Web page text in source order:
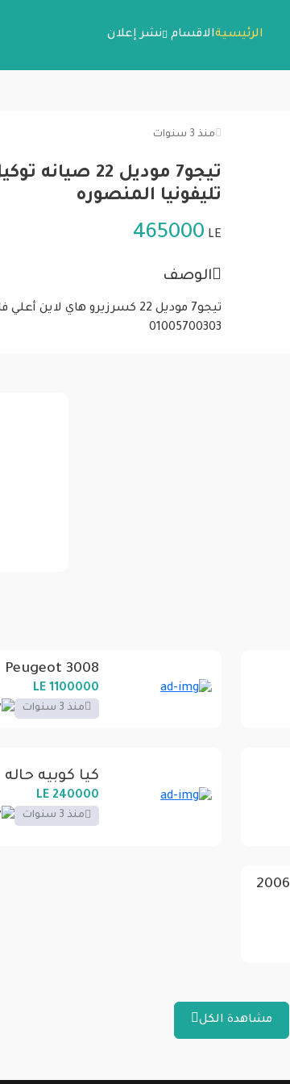
الرئيسيةالاقسام نشر إعلان
منذ 3 سنوات
تيجو7 موديل 22
تليفونيا المنصوره
465000 LE
الوصف
تيجو7 موديل 22 كسرزيرو هاي
01005700303
Peugeot 3008
1100000 LE
منذ 3 سنوات
كيا كوبيه حاله ممتازه
240000 LE
منذ 3 سنوات
فولكس فاجن Vw باسات p6 وارد المانيا 2006
مشاهدة الكل